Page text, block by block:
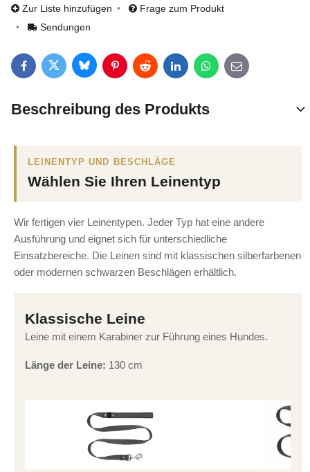
Zur Liste hinzufügen
Frage zum Produkt
Sendungen
FacebookTwitterBlueskyPinterestRedditLinkedInWhatsApp
E-mail
Beschreibung des Produkts
LEINENTYP UND BESCHLÄGE
Wählen Sie Ihren Leinentyp
Wir fertigen vier Leinentypen. Jeder Typ hat eine andere
Ausführung und eignet sich für unterschiedliche
Einsatzbereiche. Die Leinen sind mit klassischen silberfarbenen
oder modernen schwarzen Beschlägen erhältlich.
Klassische Leine
Leine mit einem Karabiner zur Führung eines Hundes.
Länge der Leine: 130 cm